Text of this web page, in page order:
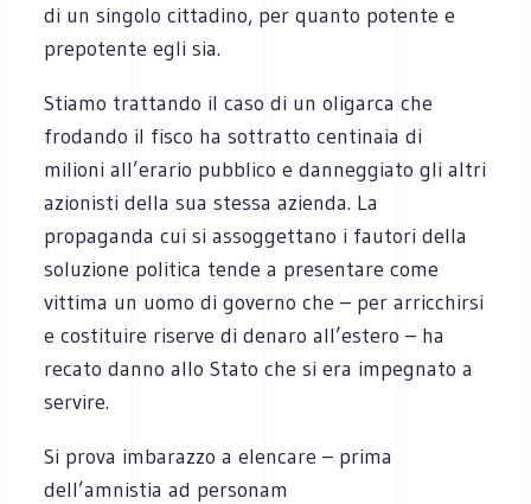
di un singolo cittadino, per quanto potente e
prepotente egli sia.
Stiamo trattando il caso di un oligarca che
frodando il fisco ha sottratto centinaia di
milioni all’erario pubblico e danneggiato gli altri
azionisti della sua stessa azienda. La
propaganda cui si assoggettano i fautori della
soluzione politica tende a presentare come
vittima un uomo di governo che – per arricchirsi
e costituire riserve di denaro all’estero – ha
recato danno allo Stato che si era impegnato a
servire.
Si prova imbarazzo a elencare – prima
dell’amnistia ad personam